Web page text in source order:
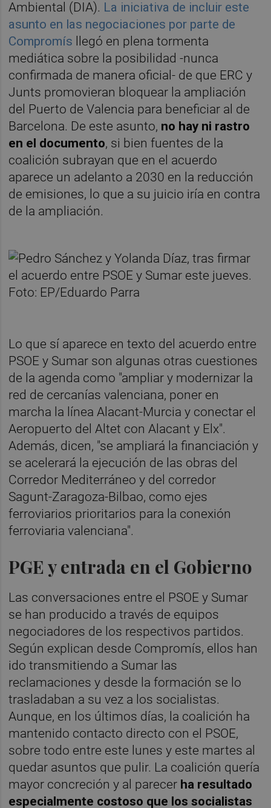
Ambiental (DIA). La iniciativa de incluir este
asunto en las negociaciones por parte de
Compromís
llegó en plena tormenta
mediática sobre la posibilidad -nunca
confirmada de manera oficial- de que ERC y
Junts promovieran bloquear la ampliación
del Puerto de Valencia para beneficiar al de
Barcelona. De este asunto, no hay ni rastro
en el documento, si bien fuentes de la
coalición subrayan que en el acuerdo
aparece un adelanto a 2030 en la reducción
de emisiones, lo que a su juicio iría en contra
de la ampliación.
Lo que sí aparece en texto del acuerdo entre
PSOE y Sumar son algunas otras cuestiones
de la agenda como "ampliar y modernizar la
red de cercanías valenciana, poner en
marcha la línea Alacant-Murcia y conectar el
Aeropuerto del Altet con Alacant y Elx".
Además, dicen, "se ampliará la financiación y
se acelerará la ejecución de las obras del
Corredor Mediterráneo y del corredor
Sagunt-Zaragoza-Bilbao, como ejes
ferroviarios prioritarios para la conexión
ferroviaria valenciana".
PGE y entrada en el Gobierno
Las conversaciones entre el PSOE y Sumar
se han producido a través de equipos
negociadores de los respectivos partidos.
Según explican desde Compromís, ellos han
ido transmitiendo a Sumar las
reclamaciones y desde la formación se lo
trasladaban a su vez a los socialistas.
Aunque, en los últimos días, la coalición ha
mantenido contacto directo con el PSOE,
sobre todo entre este lunes y este martes al
quedar asuntos que pulir. La coalición quería
mayor concreción y al parecer ha resultado
especialmente costoso que los socialistas